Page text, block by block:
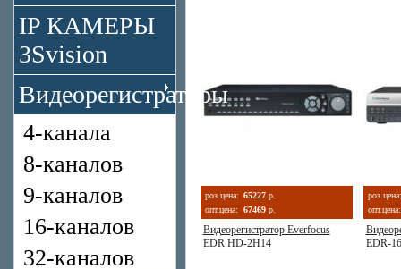
IP КАМЕРЫ
3Svision
Видеорегистраторы
4-канала
8-каналов
9-каналов
16-каналов
32-каналов
роз.цена: 65227 р.
опт.цена:
67469 р.
Видеорегистратор Everfocus
EDR HD-2H14
роз.цена:
опт.цена:
EDR-